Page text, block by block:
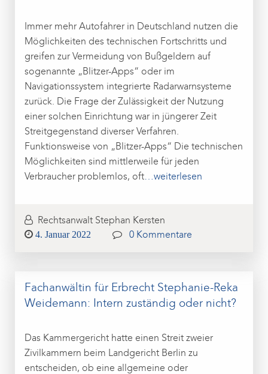
Immer mehr Autofahrer in Deutschland nutzen die
Möglichkeiten des technischen Fortschritts und
greifen zur Vermeidung von Bußgeldern auf
sogenannte „Blitzer-Apps“ oder im
Navigationssystem integrierte Radarwarnsysteme
zurück. Die Frage der Zulässigkeit der Nutzung
einer solchen Einrichtung war in jüngerer Zeit
Streitgegenstand diverser Verfahren.
Funktionsweise von „Blitzer-Apps“ Die technischen
Möglichkeiten sind mittlerweile für jeden
Verbraucher problemlos, oft…weiterlesen
Rechtsanwalt Stephan Kersten
Posted
4. Januar 2022 0 Kommentare
Fachanwältin für Erbrecht Stephanie-Reka
Weidemann: Intern zuständig oder nicht?
Das Kammergericht hatte einen Streit zweier
Zivilkammern beim Landgericht Berlin zu
entscheiden, ob eine allgemeine oder